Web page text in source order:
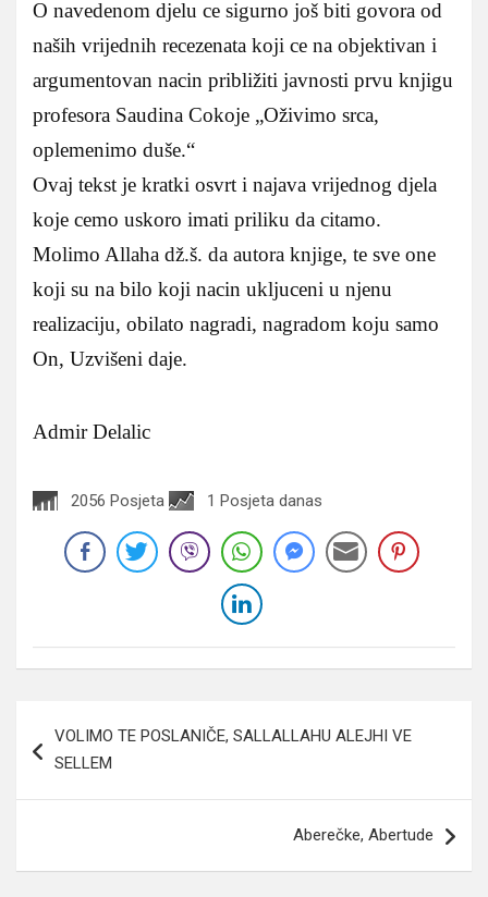
O navedenom djelu ce sigurno još biti govora od
naših vrijednih recezenata koji ce na objektivan i
argumentovan nacin približiti javnosti prvu knjigu
profesora Saudina Cokoje „Oživimo srca,
oplemenimo duše.“
Ovaj tekst je kratki osvrt i najava vrijednog djela
koje cemo uskoro imati priliku da citamo.
Molimo Allaha dž.š. da autora knjige, te sve one
koji su na bilo koji nacin ukljuceni u njenu
realizaciju, obilato nagradi, nagradom koju samo
On, Uzvišeni daje.
Admir Delalic
2056 Posjeta 1 Posjeta danas
članaka
VOLIMO TE POSLANIČE, SALLALLAHU ALEJHI VE
SELLEM
Aberečke, Abertude